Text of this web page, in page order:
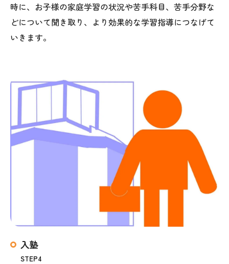
時に、お子様の家庭学習の状況や苦手科目、苦手分野な
どについて聞き取り、より効果的な学習指導につなげて
いきます。
入塾
STEP4